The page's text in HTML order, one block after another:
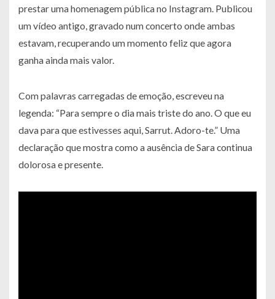
prestar uma homenagem pública no Instagram. Publicou
um vídeo antigo, gravado num concerto onde ambas
estavam, recuperando um momento feliz que agora
ganha ainda mais valor.
Com palavras carregadas de emoção, escreveu na
legenda: “Para sempre o dia mais triste do ano. O que eu
dava para que estivesses aqui, Sarrut. Adoro-te.” Uma
declaração que mostra como a ausência de Sara continua
dolorosa e presente.